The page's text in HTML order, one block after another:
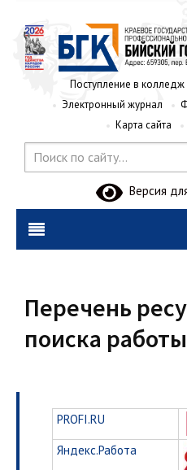
Поступление в колледж
Электронный журнал
Карта сайта
Версия
Перечень
поиска работы
PROFI.RU
Яндекс.Работа